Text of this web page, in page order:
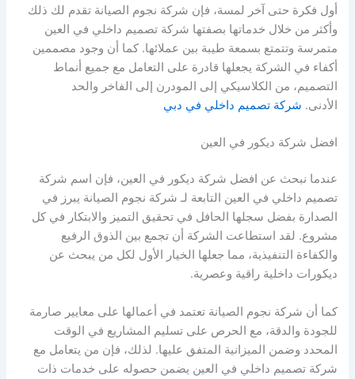
أول فكرة حتى آخر لمسة، فإن شركة نجوم الصيانة تقدم لك ذلك
وأكثر من خلال خدماتها بصفتها شركة تصميم داخلي في العين
متمرسة وتتمتع بسمعة طيبة بين عملائها. كما أن وجود مصممين
أكفاء في الشركة يجعلها قادرة على التعامل مع جميع أنماط
التصميم، من الكلاسيكي إلى المودرن إلى الفاخر والحد
الأدنى. شركة تصميم داخلي في دبي
افضل شركة ديكور في العين
عندما نبحث عن افضل شركة ديكور في العين، فإن اسم شركة
تصميم داخلي في العين التابعة لـ شركة نجوم الصيانة يبرز في
الصدارة بفضل سجلها الحافل في تحقيق التميز والابتكار في كل
مشروع. لقد استطاعت الشركة أن تجمع بين الذوق الرفيع
والكفاءة التنفيذية، مما جعلها الخيار الأول لكل من يبحث عن
ديكورات داخلية راقية وعصرية.
كما أن شركة نجوم الصيانة تعتمد في أعمالها على معايير صارمة
للجودة والدقة، مع الحرص على تسليم المشاريع في الوقت
المحدد وضمن الميزانية المتفق عليها. لذلك، فإن من يتعامل مع
شركة تصميم داخلي في العين يضمن حصوله على خدمات ذات